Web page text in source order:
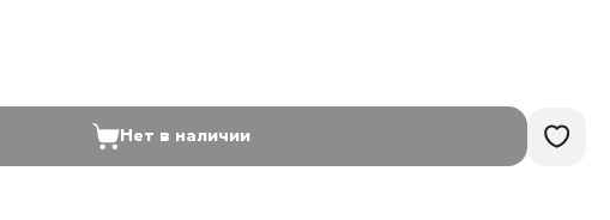
Нет в наличии